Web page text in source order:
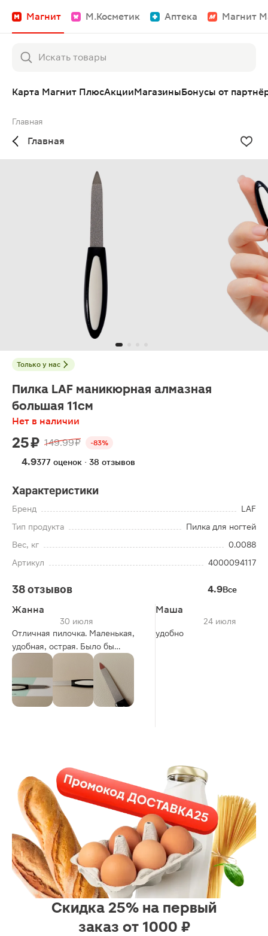
Магнит М.Косметик Аптека Магнит
Карта Магнит ПлюсАкцииМагазиныБонусы от
Главная
Главная
Только у нас
Пилка LAF маникюрная алмазная
большая 11см
Нет в наличии
25 ₽ 149.99 ₽ -83%
4.9377 оценок · 38 отзывов
Характеристики
Бренд
LAF
Тип продукта
Пилка для ногтей
Вес, кг
0.0088
Артикул
4000094117
38 отзывов 4.9Все
Жанна
30 июля
Отличная пилочка. Маленькая,
удобная, острая. Было бы
здорово, если бы в комплект
Маша
24 июля
удобно
Скидка 25% на первый
заказ от 1000 ₽